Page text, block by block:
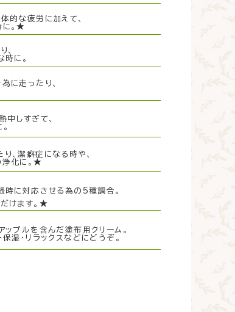
的な疲労に加えて、
に。★
、
に。
に走ったり、
中しすぎて、
、潔癖症になる時や、
浄化に。★
時に対応させる為の5種調合。
けます。★
プルを含んだ塗布用クリーム。
湿･リラックスなどにどうぞ。